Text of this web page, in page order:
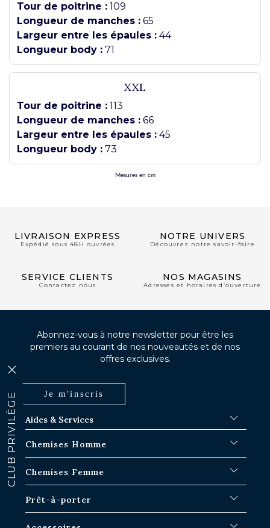
Tour de poitrine : 109
Longueur de manches : 65
Largeur entre les épaules : 44
Longueur body : 71
XXL
Tour de poitrine : 113
Longueur de manches : 66
Largeur entre les épaules : 45
Longueur body : 73
Mesures en cm
LIVRAISON EXPRESS
Expédié sous 48H ouvrées
NOTRE UNIVERS
Découvrez notre savoir-faire
SERVICE CLIENTS
Contactez nous
NOS MAGASINS
Adresses et horaires d’ouverture
Aides & Services
Délais d'expédition
Échange dans les boutiques Paris-IDF
Chemises Homme
Chemises Bleues
Chemises à Carreaux
Chemises Femme
Chemises Blanches Femme
Prêt-à-porter
Abonnez-vous à notre newsletter pour être les
premiers au courant de nos nouveautés et de nos
offres exclusives.
Je m'inscris
CLUB PRIVILÈGE